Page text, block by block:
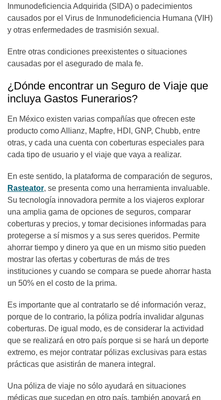
Inmunodeficiencia Adquirida (SIDA) o padecimientos
causados por el Virus de Inmunodeficiencia Humana (VIH)
y otras enfermedades de trasmisión sexual.
Entre otras condiciones preexistentes o situaciones
causadas por el asegurado de mala fe.
¿Dónde encontrar un Seguro de Viaje que
incluya Gastos Funerarios?
En México existen varias compañías que ofrecen este
producto como Allianz, Mapfre, HDI, GNP, Chubb, entre
otras, y cada una cuenta con coberturas especiales para
cada tipo de usuario y el viaje que vaya a realizar.
En este sentido, la plataforma de comparación de seguros,
Rasteator, se presenta como una herramienta invaluable.
Su tecnología innovadora permite a los viajeros explorar
una amplia gama de opciones de seguros, comparar
coberturas y precios, y tomar decisiones informadas para
protegerse a sí mismos y a sus seres queridos. Permite
ahorrar tiempo y dinero ya que en un mismo sitio pueden
mostrar las ofertas y coberturas de más de tres
instituciones y cuando se compara se puede ahorrar hasta
un 50% en el costo de la prima.
Es importante que al contratarlo se dé información veraz,
porque de lo contrario, la póliza podría invalidar algunas
coberturas. De igual modo, es de considerar la actividad
que se realizará en otro país porque si se hará un deporte
extremo, es mejor contratar pólizas exclusivas para estas
prácticas que asistirán de manera integral.
Una póliza de viaje no sólo ayudará en situaciones
médicas que sucedan en otro país, también apoyará en